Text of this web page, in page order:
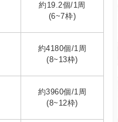
約19.2個/1周
(6~7枠)
約4180個/1周
(8~13枠)
約3960個/1周
(8~12枠)